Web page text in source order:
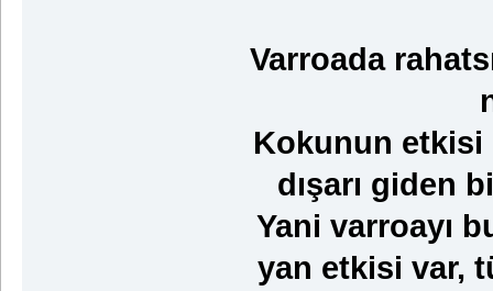
Varroada
Kokunun etkisi
dışarı giden
Yani varroayı
yan etkisi var,